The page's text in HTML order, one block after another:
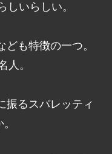
しいらしい。
も特徴の一つ。
人。
るスパレッティ